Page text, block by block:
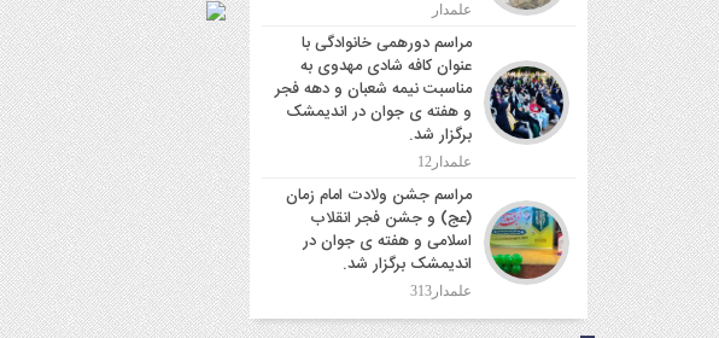
علمدار
مراسم دورهمی خانوادگی با
عنوان کافه شادی مهدوی به
مناسبت نیمه شعبان و دهه فجر
و هفته ی جوان در اندیمشک
برگزار شد.
علمدار12
مراسم جشن ولادت امام زمان
(عج) و جشن فجر انقلاب
اسلامی و هفته ی جوان در
اندیمشک برگزار شد.
علمدار313